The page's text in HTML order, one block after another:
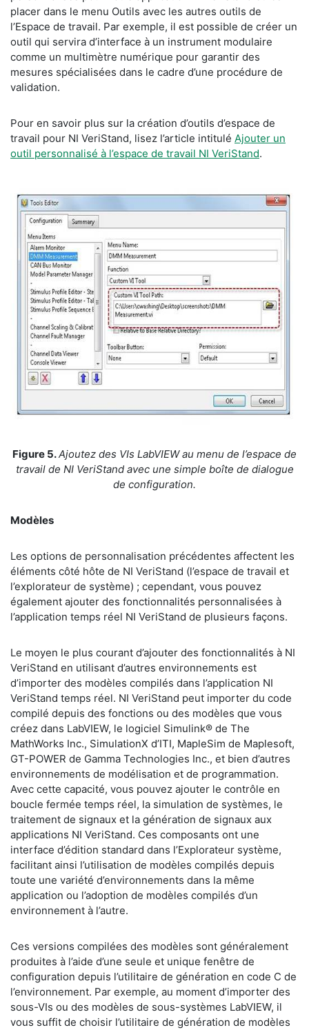
placer dans le menu Outils avec les autres outils de
l’Espace de travail. Par exemple, il est possible de créer un
outil qui servira d’interface à un instrument modulaire
comme un multimètre numérique pour garantir des
mesures spécialisées dans le cadre d’une procédure de
validation.
Pour en savoir plus sur la création d’outils d’espace de
travail pour NI VeriStand, lisez l’article intitulé Ajouter un
outil personnalisé à l’espace de travail NI VeriStand.
Figure 5.Ajoutez des VIs LabVIEW au menu de l’espace de
travail de NI VeriStand avec une simple boîte de dialogue
de configuration.
Modèles
Les options de personnalisation précédentes affectent les
éléments côté hôte de NI VeriStand (l’espace de travail et
l’explorateur de système) ; cependant, vous pouvez
également ajouter des fonctionnalités personnalisées à
l’application temps réel NI VeriStand de plusieurs façons.
Le moyen le plus courant d’ajouter des fonctionnalités à NI
VeriStand en utilisant d’autres environnements est
d’importer des modèles compilés dans l’application NI
VeriStand temps réel. NI VeriStand peut importer du code
compilé depuis des fonctions ou des modèles que vous
créez dans LabVIEW, le logiciel Simulink® de The
MathWorks Inc., SimulationX d’ITI, MapleSim de Maplesoft,
GT-POWER de Gamma Technologies Inc., et bien d’autres
environnements de modélisation et de programmation.
Avec cette capacité, vous pouvez ajouter le contrôle en
boucle fermée temps réel, la simulation de systèmes, le
traitement de signaux et la génération de signaux aux
applications NI VeriStand. Ces composants ont une
interface d’édition standard dans l’Explorateur système,
facilitant ainsi l’utilisation de modèles compilés depuis
toute une variété d’environnements dans la même
application ou l’adoption de modèles compilés d’un
environnement à l’autre.
Ces versions compilées des modèles sont généralement
produites à l’aide d’une seule et unique fenêtre de
configuration depuis l’utilitaire de génération en code C de
l’environnement. Par exemple, au moment d’importer des
sous-VIs ou des modèles de sous-systèmes LabVIEW, il
vous suffit de choisir l’utilitaire de génération de modèles